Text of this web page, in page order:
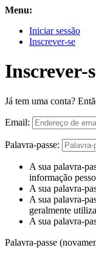
Menu:
Iniciar sessão
Inscrever-se
Inscrever-
Já tem uma conta?
Email:
Palavra-passe:
A sua palavra-
informação
A sua palavra-
A sua palavra-
geralmente
A sua palavra-
Palavra-passe